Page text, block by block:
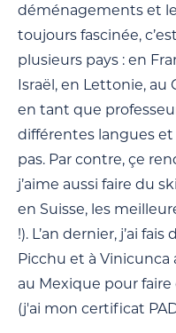
déménagements et
toujours fascinée,
plusieurs pays : en
Israël, en Lettonie, au
en tant que
différentes langues et
pas. Par contre, çe
j’aime aussi faire du
en Suisse, les
!). L’an dernier, j’ai
Picchu et à Vinicunca
au Mexique pour
(j'ai mon certificat